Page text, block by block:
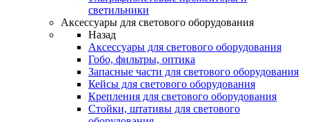
светильники
Аксессуары для светового оборудования
Назад
Аксессуары для светового оборудования
Гобо, фильтры, оптика
Запасные части для светового оборудования
Кейсы для светового оборудования
Крепления для светового оборудования
Стойки, штативы для светового